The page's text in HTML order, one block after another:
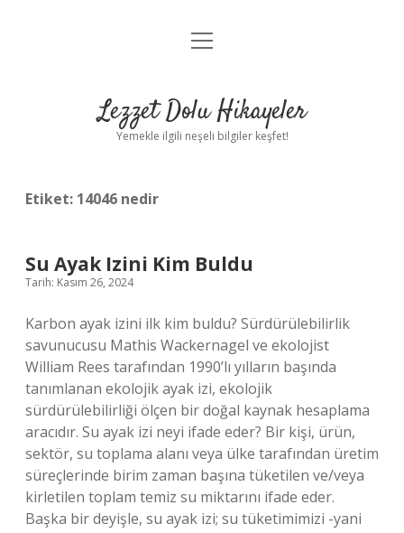
Anasayfa
Yasal Uyarı
menüyü
Lezzet Dolu Hikayeler
Yemekle ilgili neşeli bilgiler keşfet!
Etiket: 14046 nedir
Su Ayak Izini Kim Buldu
Tarih: Kasım 26, 2024
Karbon ayak izini ilk kim buldu? Sürdürülebilirlik
savunucusu Mathis Wackernagel ve ekolojist
William Rees tarafından 1990’lı yılların başında
tanımlanan ekolojik ayak izi, ekolojik
sürdürülebilirliği ölçen bir doğal kaynak hesaplama
aracıdır. Su ayak izi neyi ifade eder? Bir kişi, ürün,
sektör, su toplama alanı veya ülke tarafından üretim
süreçlerinde birim zaman başına tüketilen ve/veya
kirletilen toplam temiz su miktarını ifade eder.
Başka bir deyişle, su ayak izi; su tüketimimizi -yani